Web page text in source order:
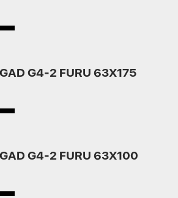
G4-2 FURU 63X175
G4-2 FURU 63X100